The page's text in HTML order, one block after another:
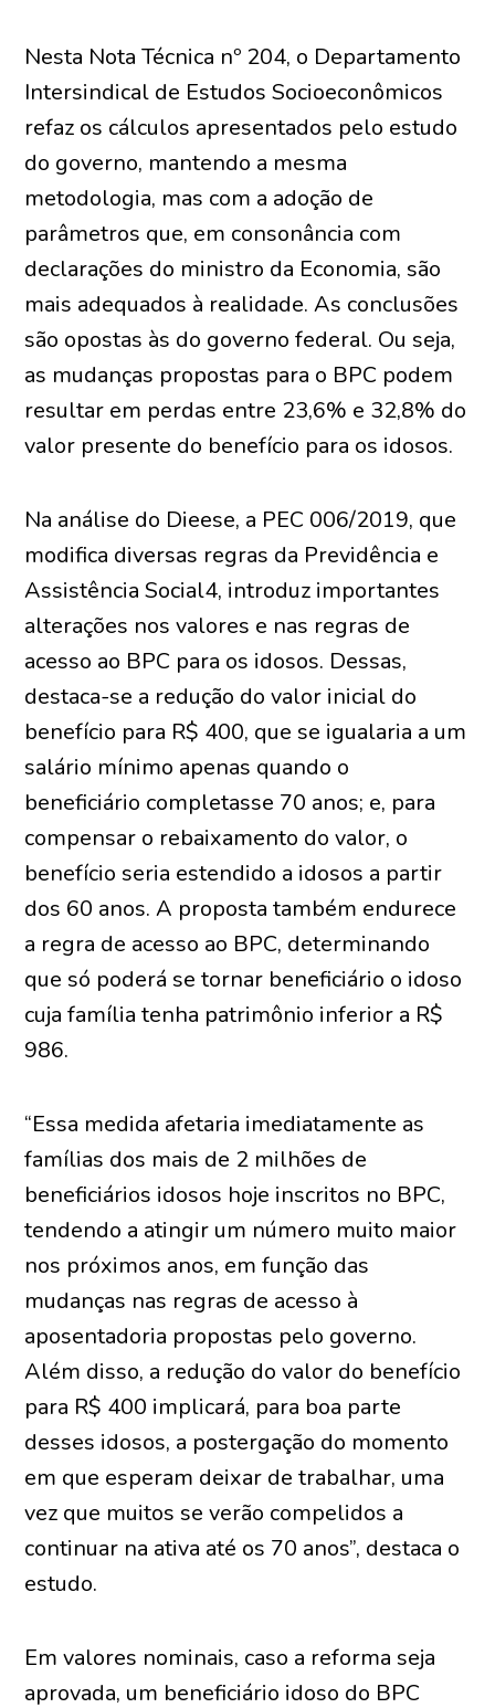
Nesta Nota Técnica nº 204, o Departamento
Intersindical de Estudos Socioeconômicos
refaz os cálculos apresentados pelo estudo
do governo, mantendo a mesma
metodologia, mas com a adoção de
parâmetros que, em consonância com
declarações do ministro da Economia, são
mais adequados à realidade. As conclusões
são opostas às do governo federal. Ou seja,
as mudanças propostas para o BPC podem
resultar em perdas entre 23,6% e 32,8% do
valor presente do benefício para os idosos.
Na análise do Dieese, a PEC 006/2019, que
modifica diversas regras da Previdência e
Assistência Social4, introduz importantes
alterações nos valores e nas regras de
acesso ao BPC para os idosos. Dessas,
destaca-se a redução do valor inicial do
benefício para R$ 400, que se igualaria a um
salário mínimo apenas quando o
beneficiário completasse 70 anos; e, para
compensar o rebaixamento do valor, o
benefício seria estendido a idosos a partir
dos 60 anos. A proposta também endurece
a regra de acesso ao BPC, determinando
que só poderá se tornar beneficiário o idoso
cuja família tenha patrimônio inferior a R$
986.
“Essa medida afetaria imediatamente as
famílias dos mais de 2 milhões de
beneficiários idosos hoje inscritos no BPC,
tendendo a atingir um número muito maior
nos próximos anos, em função das
mudanças nas regras de acesso à
aposentadoria propostas pelo governo.
Além disso, a redução do valor do benefício
para R$ 400 implicará, para boa parte
desses idosos, a postergação do momento
em que esperam deixar de trabalhar, uma
vez que muitos se verão compelidos a
continuar na ativa até os 70 anos”, destaca o
estudo.
Em valores nominais, caso a reforma seja
aprovada, um beneficiário idoso do BPC